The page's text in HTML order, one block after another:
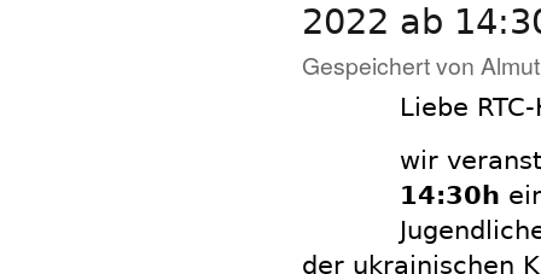
2022 ab
Gespeichert von
Liebe
wir
14:30h
der ukrainischen